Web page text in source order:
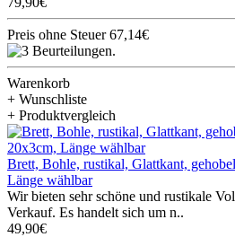
Preis ohne Steuer 67,14€
Warenkorb
+ Wunschliste
+ Produktvergleich
Brett, Bohle, rustikal, Glattkant,
Länge wählbar
Wir bieten sehr schöne und rustikale
Verkauf. Es handelt sich um n..
49,90€